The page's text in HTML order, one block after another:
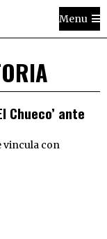
Menu
ante
vincula con